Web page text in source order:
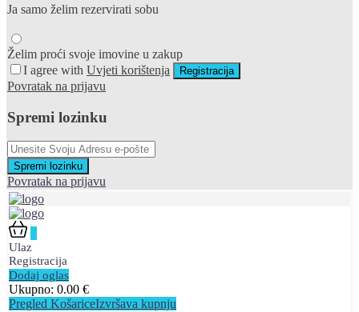
Ja samo želim rezervirati sobu
Želim proći svoje imovine u zakup
I agree with Uvjeti korištenja Registracija
Povratak na prijavu
Spremi lozinku
Spremi lozinku
Povratak na prijavu
Ulaz
Registracija
Dodaj oglas
Ukupno: 0.00 €
Pregled KošariceIzvršava kupnju